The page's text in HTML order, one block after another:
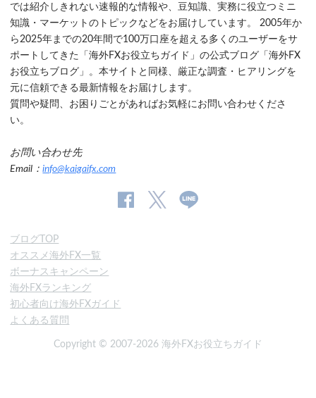
では紹介しきれない速報的な情報や、豆知識、実務に役立つミニ
知識・マーケットのトピックなどをお届けしています。 2005年か
ら2025年までの20年間で100万口座を超える多くのユーザーをサ
ポートしてきた「海外FXお役立ちガイド」の公式ブログ「海外FX
お役立ちブログ」。本サイトと同様、厳正な調査・ヒアリングを
元に信頼できる最新情報をお届けします。
質問や疑問、お困りごとがあればお気軽にお問い合わせくださ
い。
お問い合わせ先
Email：info@kaigaifx.com
ブログTOP
オススメ海外FX一覧
ボーナスキャンペーン
海外FXランキング
初心者向け海外FXガイド
よくある質問
Copyright © 2007-2026 海外FXお役立ちガイド